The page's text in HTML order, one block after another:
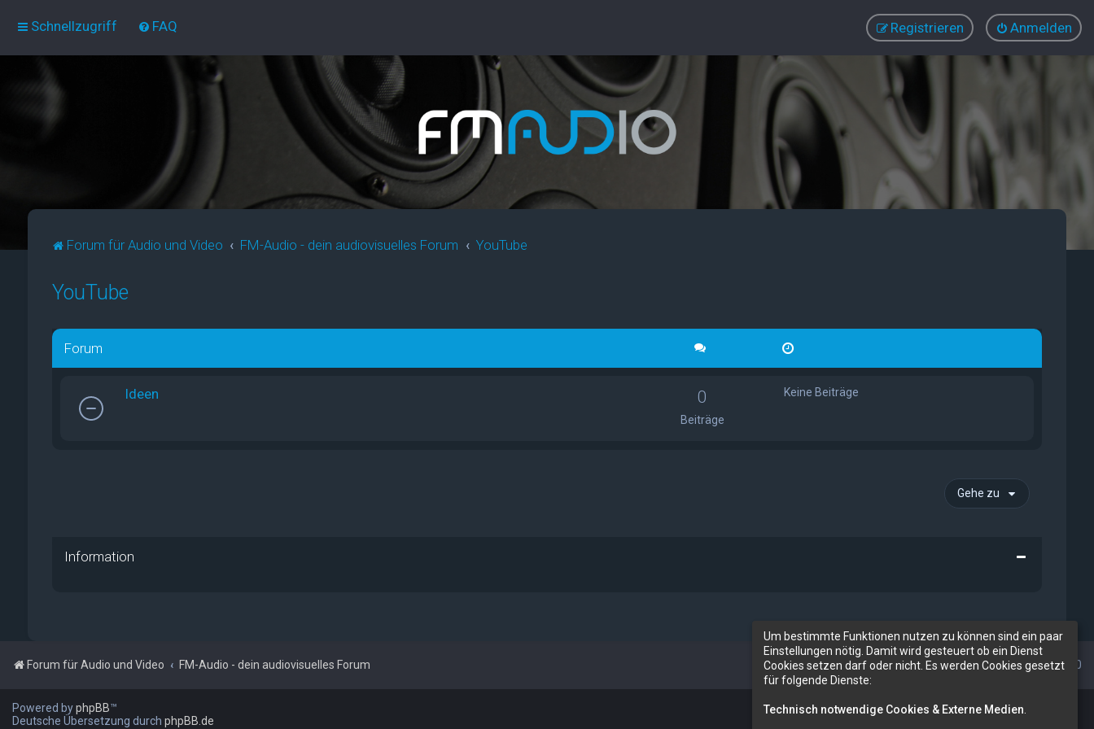
Schnellzugriff FAQ Anmelden
Registrieren
Forum für Audio und Video FM-Audio - dein audiovisuelles Forum YouTube
YouTube
Forum
Ideen 0
Beiträge
Keine Beiträge
Gehe zu
Information
Forum für Audio und Video FM-Audio - dein audiovisuelles Forum Alle Zeiten sind UTC+02:00
Powered byphpBB™
Deutsche Übersetzung durch phpBB.de
Um bestimmte Funktionen nutzen zu können sind ein paar
Einstellungen nötig. Damit wird gesteuert ob ein Dienst
Cookies setzen darf oder nicht. Es werden Cookies gesetzt
für folgende Dienste:
Technisch notwendige Cookies & Externe Medien